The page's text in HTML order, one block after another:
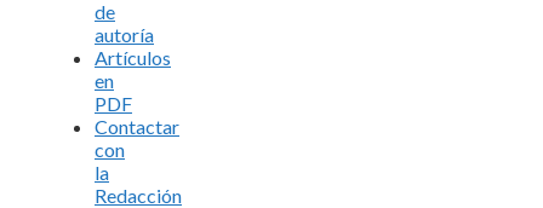
de
autoría
Artículos
en
PDF
Contactar
con
la
Redacción